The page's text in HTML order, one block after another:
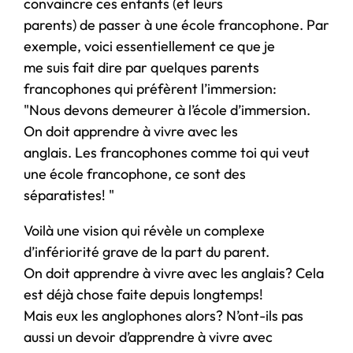
parents) de passer à une école francophone. Par
exemple, voici essentiellement ce que je
me suis fait dire par quelques parents
francophones qui préfèrent l’immersion:
"Nous devons demeurer à l’école d’immersion.
On doit apprendre à vivre avec les
anglais. Les francophones comme toi qui veut
une école francophone, ce sont des
séparatistes! "
Voilà une vision qui révèle un complexe
d’infériorité grave de la part du parent.
On doit apprendre à vivre avec les anglais? Cela
est déjà chose faite depuis longtemps!
Mais eux les anglophones alors? N’ont-ils pas
aussi un devoir d’apprendre à vivre avec